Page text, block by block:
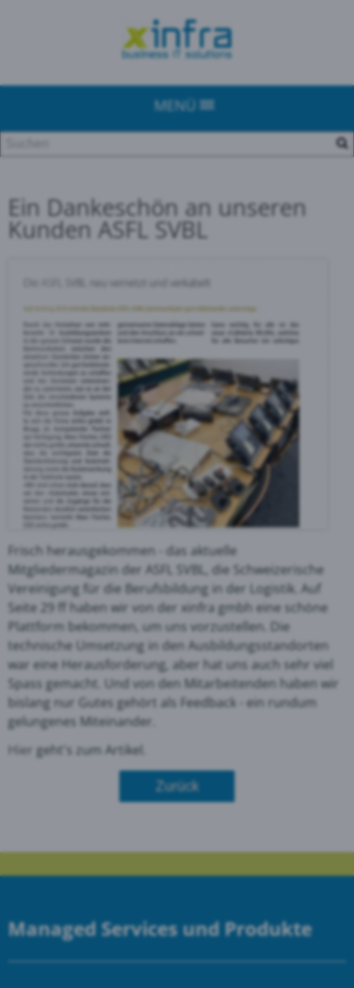
MENÜ
Ein Dankeschön an unseren
Kunden ASFL SVBL
Frisch herausgekommen - das aktuelle
Mitgliedermagazin der ASFL SVBL, die Schweizerische
Vereinigung für die Berufsbildung in der Logistik. Auf
Seite 29 ff haben wir von der xinfra gmbh eine schöne
Plattform bekommen, um uns vorzustellen. Die
technische Umsetzung in den Ausbildungsstandorten
war eine Herausforderung, aber hat uns auch sehr viel
Spass gemacht. Und von den Mitarbeitenden haben wir
bislang nur Gutes gehört als Feedback - ein rundum
gelungenes Miteinander.
Hier geht's zum Artikel.
Zurück
Managed Services und Produkte